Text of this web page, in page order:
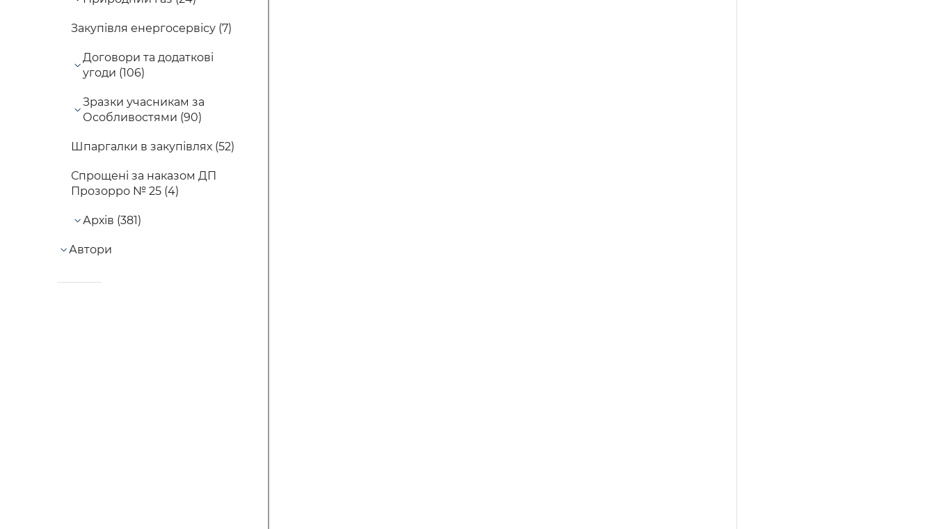
Закупівля енергосервісу (7)
Договори та додаткові
угоди (106)
Зразки учасникам за
Особливостями (90)
Шпаргалки в закупівлях (52)
Спрощені за наказом ДП
Прозорро № 25 (4)
Архів (381)
Автори